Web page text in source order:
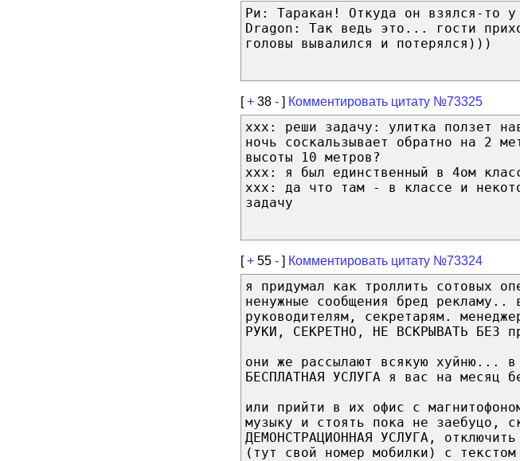
Ри: Таракан! Откуда он взялся-то
Dragon: Так ведь это... гости
головы вывалился и потерялся)))
[+ 38 - ] Комментировать цитату №73325
xxx: реши задачу: улитка ползет
ночь соскальзывает обратно на 2
высоты 10 метров?
xxx: я был единственный в 4ом
xxx: да что там - в классе и
задачу
[+ 55 - ] Комментировать цитату №73324
я придумал как троллить сотовых
ненужные сообщения бред рекламу..
руководителям, секретарям.
РУКИ, СЕКРЕТНО, НЕ ВСКРЫВАТЬ БЕЗ
они же рассылают всякую хуйню... в
БЕСПЛАТНАЯ УСЛУГА я вас на месяц
или прийти в их офис с
музыку и стоять пока не заебуцо,
ДЕМОНСТРАЦИОННАЯ УСЛУГА,
(тут свой номер мобилки) с